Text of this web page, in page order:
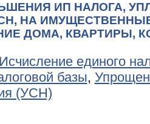
ИП НАЛОГА,
НА
ДОМА, КВАРТИРЫ,
единого
базы,
(УСН)